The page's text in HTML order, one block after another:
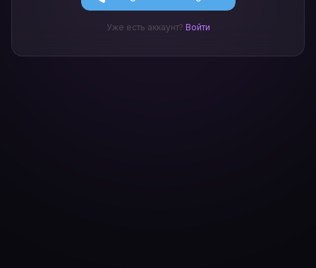
Уже есть аккаунт? Войти